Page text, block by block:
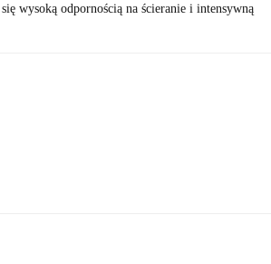
wysoką odpornością na ścieranie i intensywną